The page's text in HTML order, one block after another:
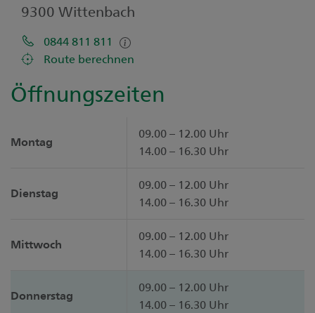
9300 Wittenbach
0844 811 811
Route berechnen
Öffnungszeiten
Montag
09.00 – 12.00 Uhr
14.00 – 16.30 Uhr
Dienstag
09.00 – 12.00 Uhr
14.00 – 16.30 Uhr
Mittwoch
09.00 – 12.00 Uhr
14.00 – 16.30 Uhr
Donnerstag
09.00 – 12.00 Uhr
14.00 – 16.30 Uhr